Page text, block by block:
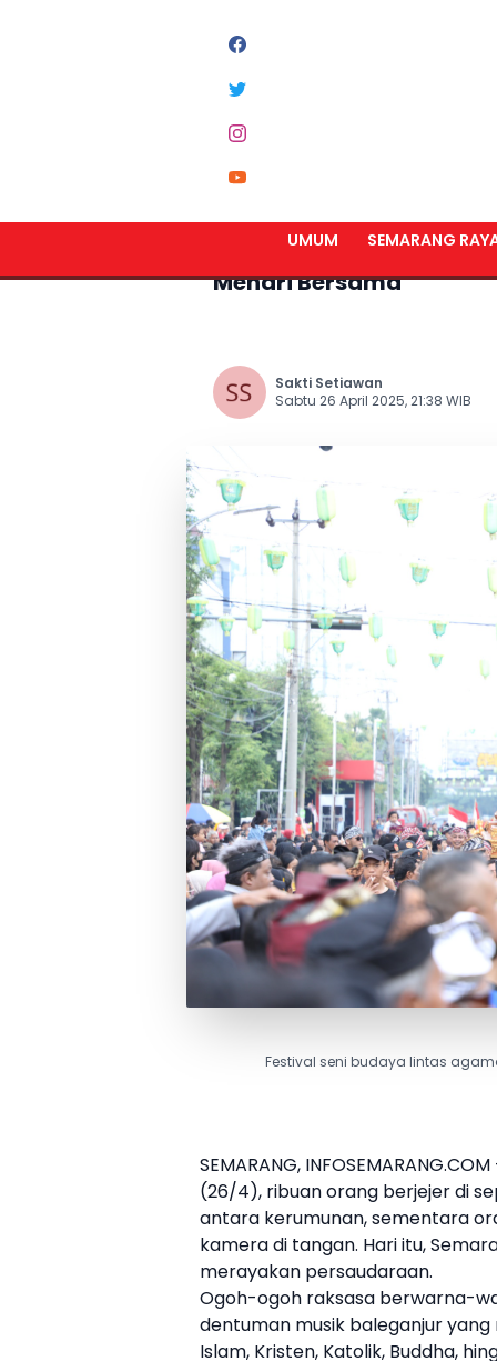
UMUM SEMARANG
Semarak Ogoh-Ogoh
Menari Bersama
Sakti Setiawan
Sabtu 26 April 2025, 21:38 WIB
Festival seni budaya lintas
SEMARANG,
(26/4), ribuan orang berjejer di
antara kerumunan, sementara
kamera di tangan. Hari itu,
merayakan persaudaraan.
Ogoh-ogoh raksasa berwarna-
dentuman musik baleganjur
Islam, Kristen, Katolik, Buddha,